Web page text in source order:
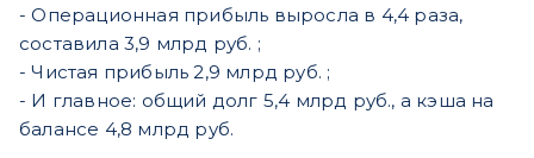
- Операционная прибыль выросла в 4,4 раза,
составила 3,9 млрд руб. ;
- Чистая прибыль 2,9 млрд руб. ;
- И главное: общий долг 5,4 млрд руб., а кэша на
балансе 4,8 млрд руб.